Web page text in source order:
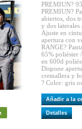
PREMIUN?
PREMIUN?
abiertos, dos
y dos
Ajuste en
apertura con
RANGE?
65% poliéster
en 600d
Dispone
cremallera y
? Color: gris
Añadir a la
Detalles